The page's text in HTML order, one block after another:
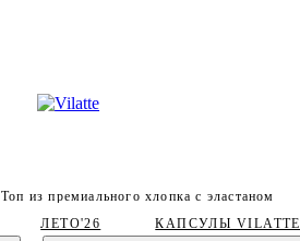
ЛЕТО'26 КАПСУЛЫ VILATTE
Топ из премиального хлопка с эластаном